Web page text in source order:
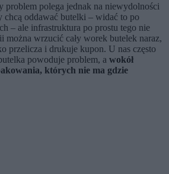
problem polega jednak na niewydolności
chcą oddawać butelki – widać to po
– ale infrastruktura po prostu tego nie
wrzucić cały worek butelek naraz,
przelicza i drukuje kupon. U nas często
powoduje problem, a wokół
których nie ma gdzie